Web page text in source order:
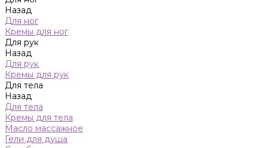
Назад
Для ног
Кремы для ног
Для рук
Назад
Для рук
Кремы для рук
Для тела
Назад
Для тела
Кремы для тела
Масло массажное
Гели для душа